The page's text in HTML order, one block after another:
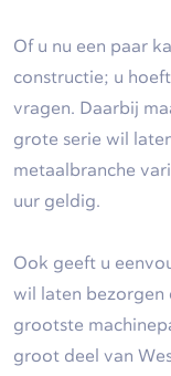
Of u nu een paar
constructie; u
vragen. Daarbij
grote serie wil
metaalbranche
uur geldig.
Ook geeft u
wil laten bezorgen
grootste
groot deel van